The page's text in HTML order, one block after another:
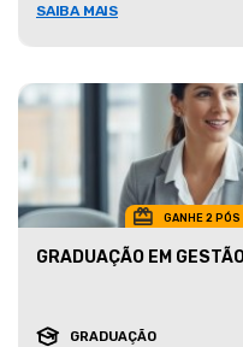
SAIBA MAIS
GANHE 2 PÓS
GRADUAÇÃO EM
GRADUAÇÃO